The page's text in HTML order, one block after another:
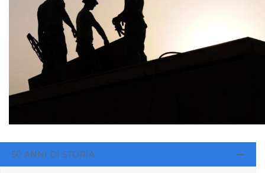
50 ANNI DI STORIA